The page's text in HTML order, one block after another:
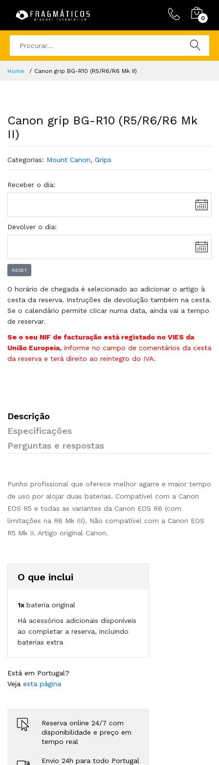
0
Home Canon grip BG-R10 (R5/R6/R6 Mk II)
Canon grip BG-R10 (R5/R6/R6 Mk
II)
Categorias: Mount Canon, Grips
Receber o dia:
Devolver o dia:
RESET
O horário de chegada é selecionado ao adicionar o artigo à
cesta da reserva. Instruções de devolução também na cesta.
Se o calendário permite clicar numa data, ainda vai a tempo
de reservar.
Se o seu NIF de facturação está registado no VIES da
União Europeia, informe no campo de comentários da cesta
da reserva e terá direito ao reintegro do IVA.
Descrição
Especificações
Perguntas e respostas
Punho profissional que oferece melhor agarre e maior tempo
de uso por alojar duas baterias. Compatível com a Canon
EOS R5 e todas as variantes da Canon EOS R6 (com
limitações na R6 Mk III). Não compatível com a Canon EOS
R5 Mk II. Artigo original Canon.
Reserva online 24/7 com
disponibilidade e preço em
tempo real
Envio 24h para todo Portugal
Está em Portugal?
Veja esta página
O que inclui
1x bateria original
Há acessórios adicionais disponíveis
ao completar a reserva, incluindo
baterias extra